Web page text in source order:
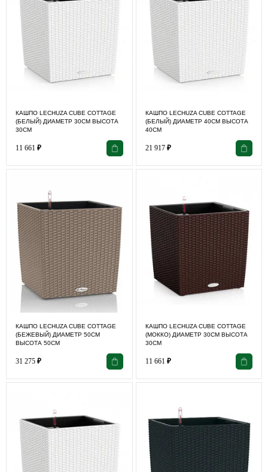
КАШПО LECHUZA CUBE COTTAGE
(БЕЛЫЙ) ДИАМЕТР 30СМ ВЫСОТА
30СМ
11 661 ₽
КАШПО LECHUZA CUBE COTTAGE
(БЕЛЫЙ) ДИАМЕТР 40СМ ВЫСОТА
40СМ
21 917 ₽
КАШПО LECHUZA CUBE COTTAGE
(БЕЖЕВЫЙ) ДИАМЕТР 50СМ
ВЫСОТА 50СМ
31 275 ₽
КАШПО LECHUZA CUBE COTTAGE
(МОККО) ДИАМЕТР 30СМ ВЫСОТА
30СМ
11 661 ₽